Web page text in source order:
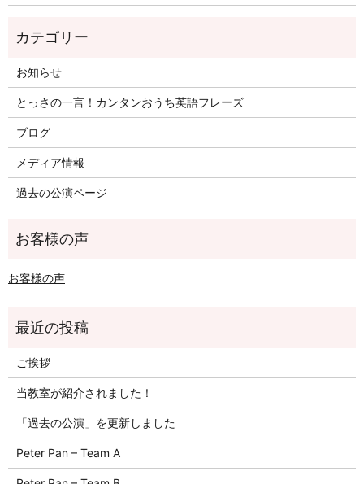
お知らせ
とっさの一言！カンタンおうち英語フレーズ
ブログ
メディア情報
過去の公演ページ
お客様の声
ご挨拶
当教室が紹介されました！
「過去の公演」を更新しました
Peter Pan – Team A